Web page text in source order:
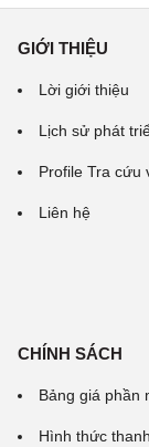
GIỚI THIỆU
Lời giới thiệu
Lịch sử phát
Profile Tra cứu
Liên hệ
CHÍNH SÁCH
Bảng giá phần
Hình thức